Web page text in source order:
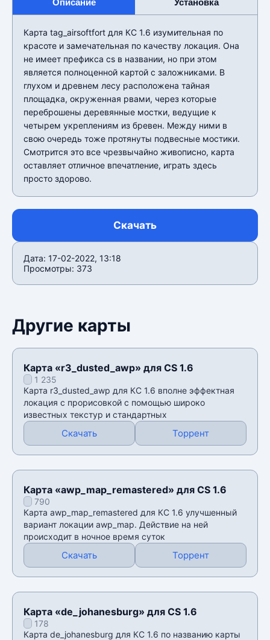
Карта tag_airsoftfort для КС 1.6 изумительная по
красоте и замечательная по качеству локация. Она
не имеет префикса cs в названии, но при этом
является полноценной картой с заложниками. В
глухом и древнем лесу расположена тайная
площадка, окруженная рвами, через которые
переброшены деревянные мостки, ведущие к
четырем укреплениям из бревен. Между ними в
свою очередь тоже протянуты подвесные мостики.
Смотрится это все чрезвычайно живописно, карта
оставляет отличное впечатление, играть здесь
просто здорово.
Скачать
Дата: 17-02-2022, 13:18
Просмотры: 373
Другие карты
Карта «r3_dusted_awp» для CS 1.6
1 235
Карта r3_dusted_awp для КС 1.6 вполне эффектная
локация с прорисовкой с помощью широко
известных текстур и стандартных
Скачать Торрент
Карта «awp_map_remastered» для CS 1.6
790
Карта awp_map_remastered для КС 1.6 улучшенный
вариант локации awp_map. Действие на ней
происходит в ночное время суток
Скачать Торрент
Карта «de_johanesburg» для CS 1.6
178
Карта de_johanesburg для КС 1.6 по названию карты